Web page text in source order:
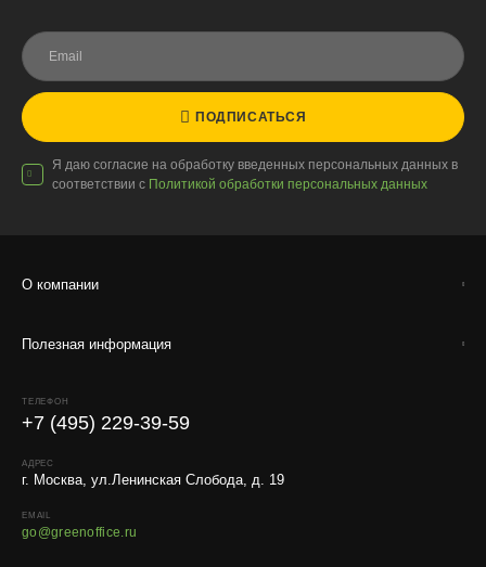
ПОДПИСАТЬСЯ
Я даю согласие на обработку введенных персональных данных в
соответствии с Политикой обработки персональных данных
О компании
Полезная информация
ТЕЛЕФОН
+7 (495) 229-39-59
АДРЕС
г. Москва, ул.Ленинская Слобода, д. 19
EMAIL
go@greenoffice.ru